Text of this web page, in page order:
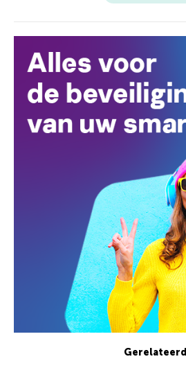
Gerelateerd